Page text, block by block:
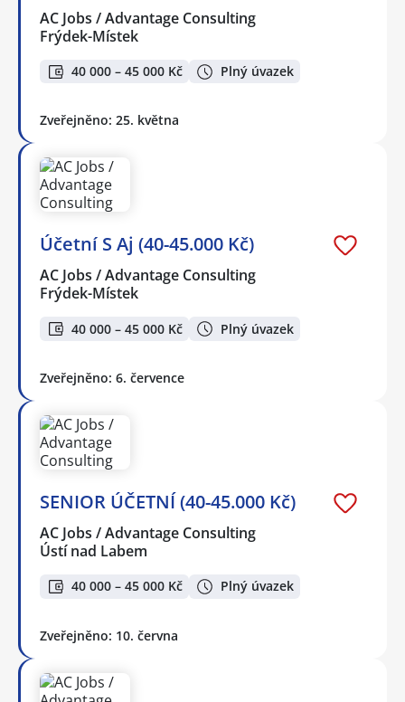
AC Jobs / Advantage Consulting
Frýdek-Místek
40 000 – 45 000 Kč Plný úvazek
Zveřejněno: 25. května
Účetní S Aj (40-45.000 Kč)
AC Jobs / Advantage Consulting
Frýdek-Místek
40 000 – 45 000 Kč Plný úvazek
Zveřejněno: 6. července
SENIOR ÚČETNÍ (40-45.000 Kč)
AC Jobs / Advantage Consulting
Ústí nad Labem
40 000 – 45 000 Kč Plný úvazek
Zveřejněno: 10. června